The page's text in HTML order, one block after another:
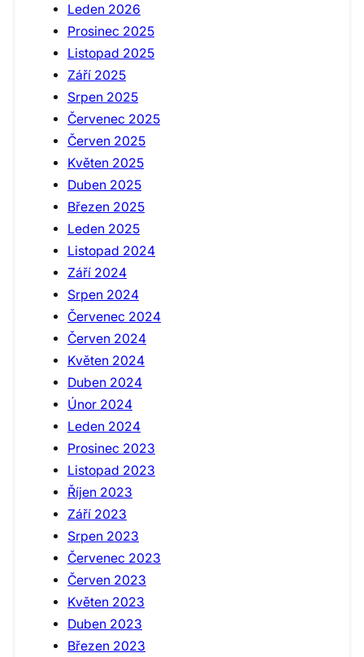
Leden 2026
Prosinec 2025
Listopad 2025
Září 2025
Srpen 2025
Červenec 2025
Červen 2025
Květen 2025
Duben 2025
Březen 2025
Leden 2025
Listopad 2024
Září 2024
Srpen 2024
Červenec 2024
Červen 2024
Květen 2024
Duben 2024
Únor 2024
Leden 2024
Prosinec 2023
Listopad 2023
Říjen 2023
Září 2023
Srpen 2023
Červenec 2023
Červen 2023
Květen 2023
Duben 2023
Březen 2023